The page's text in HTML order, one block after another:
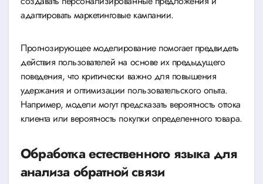
адаптировать маркетинговые кампании.
Прогнозирующее моделирование помогает предвидеть
действия пользователей на основе их предыдущего
поведения, что критически важно для повышения
удержания и оптимизации пользовательского опыта.
Например, модели могут предсказать вероятность оттока
клиента или вероятность покупки определенного товара.
Обработка естественного языка для
анализа обратной связи